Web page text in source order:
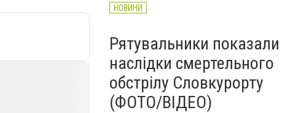
НОВИНИ
Рятувальники показали
наслідки смертельного
обстрілу Словкурорту
(ФОТО/ВІДЕО)